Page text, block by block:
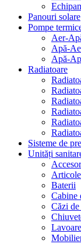
Panouri solare
Pompe
Aer-
Apă-
Apă-
Radiatoare
Sisteme de
Unități
Baterii
Cabine
Căzi
Lavoare